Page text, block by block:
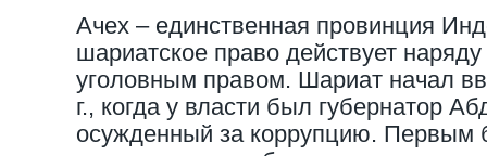
Ачех – единственная провинция
шариатское право действует
уголовным правом. Шариат начал
г., когда у власти был губернатор
осужденный за коррупцию. Первым